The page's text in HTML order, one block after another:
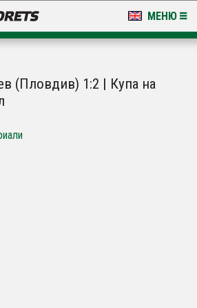
МЕНЮ
(Пловдив) 1:2 | Купа на